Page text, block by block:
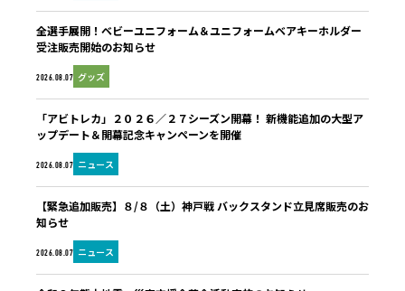
2026.08.07 グッズ
全選手展開！ベビーユニフォーム＆ユニフォームベアキーホルダー
受注販売開始のお知らせ
2026.08.07 ニュース
「アビトレカ」２０２６／２７シーズン開幕！ 新機能追加の大型ア
ップデート＆開幕記念キャンペーンを開催
2026.08.07 ニュース
【緊急追加販売】８/８（土）神戸戦 バックスタンド立見席販売のお
知らせ